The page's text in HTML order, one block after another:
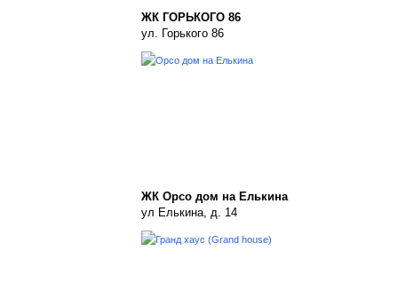
ЖК ГОРЬКОГО 86
ул. Горького 86
ЖК Орсо дом на Елькина
ул Елькина, д. 14